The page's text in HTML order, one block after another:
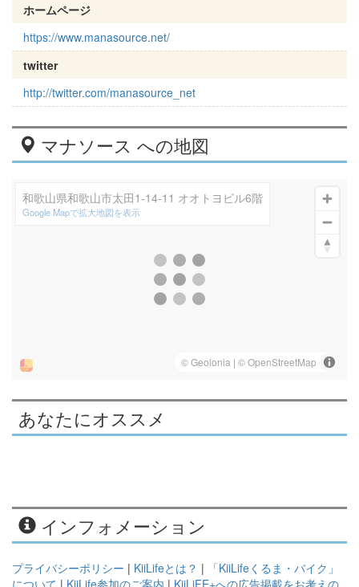
ホームページ
https://www.manasource.net/
twitter
http://twitter.com/manasource_net
マナソース への地図
和歌山県和歌山市太田1-14-11 オオトヨビル6階
Google Mapで拡大地図を表示
あなたにオススメ
インフォメーション
プライバシーポリシー | KiiLifeとは？ |
「KiiLifeくるま・バイク」
について | KiiLife参加のご案内 | KiiLiFE+への広告掲載をお考えの